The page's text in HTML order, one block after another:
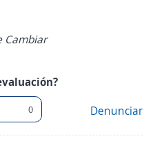
Cambiar
0 Denunciar